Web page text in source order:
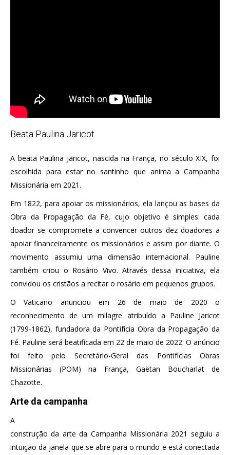
Beata Paulina Jaricot
A beata Paulina Jaricot, nascida na França, no século XIX, foi
escolhida para estar no santinho que anima a Campanha
Missionária em 2021.
Em 1822, para apoiar os missionários, ela lançou as bases da
Obra da Propagação da Fé, cujo objetivo é simples: cada
doador se compromete a convencer outros dez doadores a
apoiar financeiramente os missionários e assim por diante. O
movimento assumiu uma dimensão internacional. Pauline
também criou o Rosário Vivo. Através dessa iniciativa, ela
convidou os cristãos a recitar o rosário em pequenos grupos.
O Vaticano anunciou em 26 de maio de 2020 o
reconhecimento de um milagre atribuído a Pauline Jaricot
(1799-1862), fundadora da Pontifícia Obra da Propagação da
Fé. Pauline será beatificada em 22 de maio de 2022. O anúncio
foi feito pelo Secretário-Geral das Pontifícias Obras
Missionárias (POM) na França, Gaëtan Boucharlat de
Chazotte.
Arte da campanha
A
construção da arte da Campanha Missionária 2021 seguiu a
intuição da janela que se abre para o mundo e está conectada